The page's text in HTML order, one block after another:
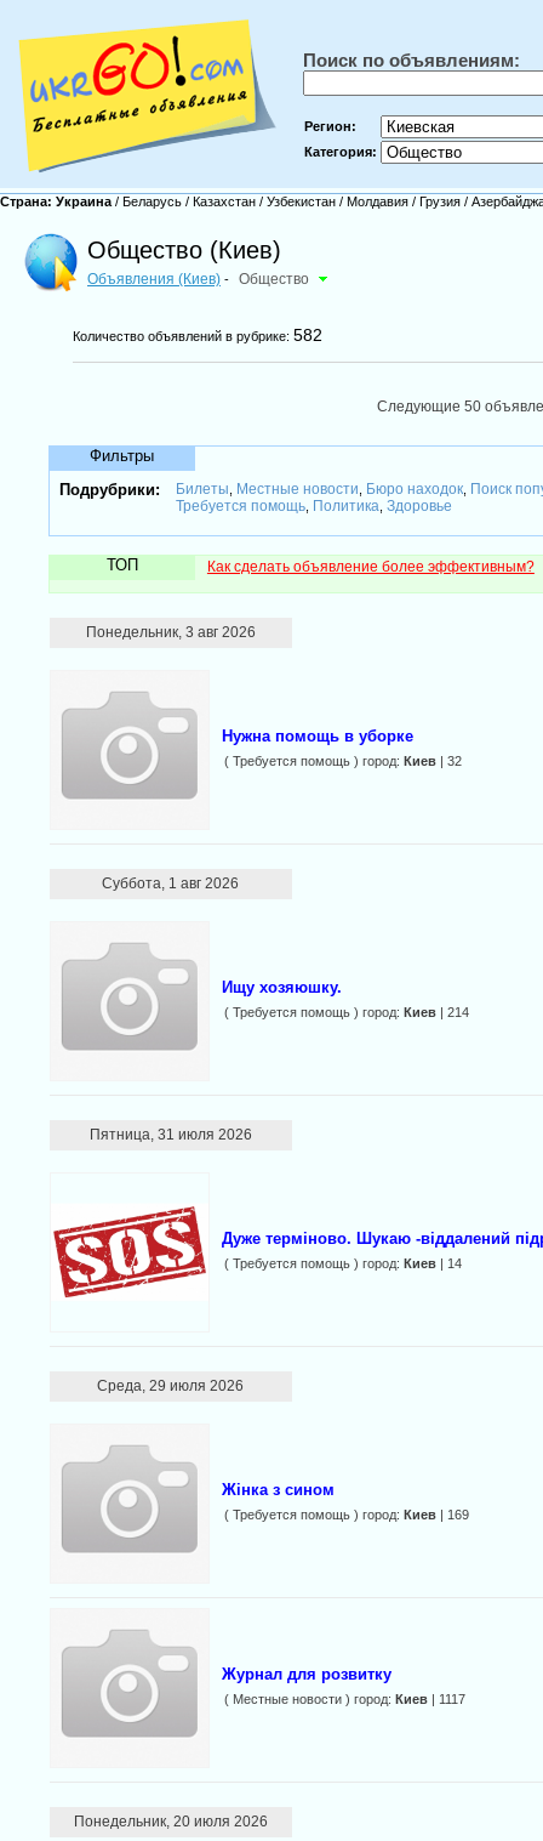
Поиск по объявлениям:
Регион:
Категория:
Страна: Украина / Беларусь / Казахстан / Узбекистан / Молдавия / Грузия /
Общество (Киев)
Объявления (Киев) - Общество
Количество объявлений в рубрике: 582
Следующие 50
Фильтры
Подрубрики:
Билеты Местные новости Бюро находок,
Поиск
Требуется помощь, Политика Здоровье
ТОП Как сделать объявление более эффективным?
Понедельник, 3 авг 2026
Нужна помощь в уборке
( Требуется помощь ) город: Киев| 32
Суббота, 1 авг 2026
Ищу хозяюшку.
( Требуется помощь ) город: Киев| 214
Пятница, 31 июля 2026
Дуже терміново. Шукаю -віддалений
( Требуется помощь ) город: Киев| 14
Среда, 29 июля 2026
Жінка з сином
( Требуется помощь ) город: Киев| 169
Журнал для розвитку
( Местные новости ) город: Киев| 1117
Понедельник, 20 июля 2026